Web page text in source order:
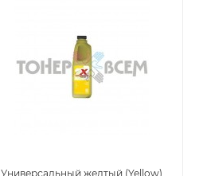
Универсальный желтый (Yellow)